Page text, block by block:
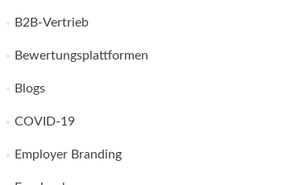
B2B-Vertrieb
Bewertungsplattformen
Blogs
COVID-19
Employer Branding